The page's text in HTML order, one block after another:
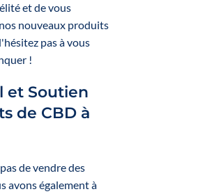
et de vous
nouveaux produits
pas à vous
!
et Soutien
de CBD à
de vendre des
avons également à